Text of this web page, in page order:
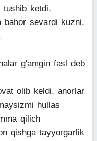
tushib ketdi,
bahor sevardi kuzni.
g'amgin fasl deb
olib keldi, anorlar
hullas
qilich
qishga tayyorgarlik